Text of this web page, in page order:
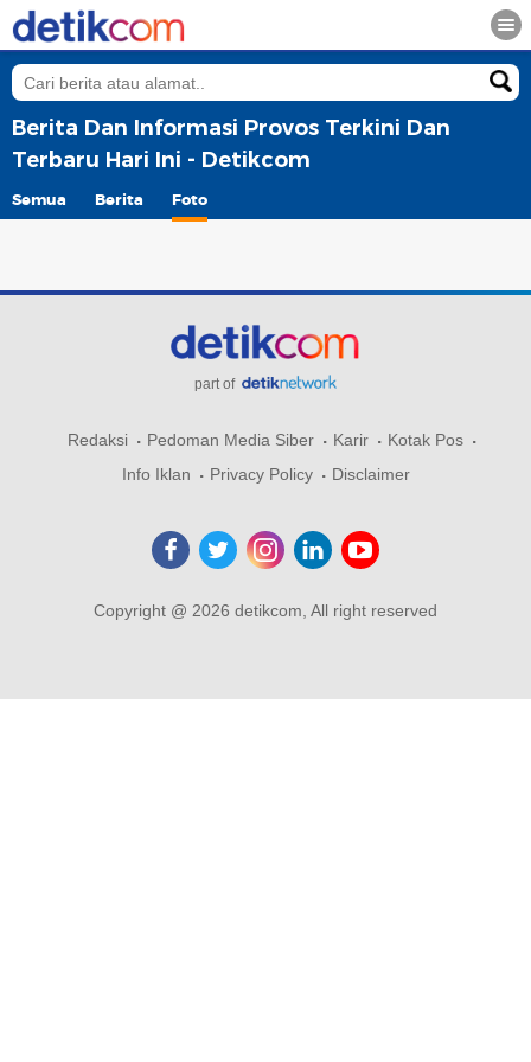
Berita Dan Informasi Provos Terkini Dan
Terbaru Hari Ini - Detikcom
Semua Berita Foto
part of
Redaksi Pedoman Media Siber Karir
Kotak Pos
Info Iklan
Privacy Policy Disclaimer
Copyright @ 2026 detikcom, All right reserved